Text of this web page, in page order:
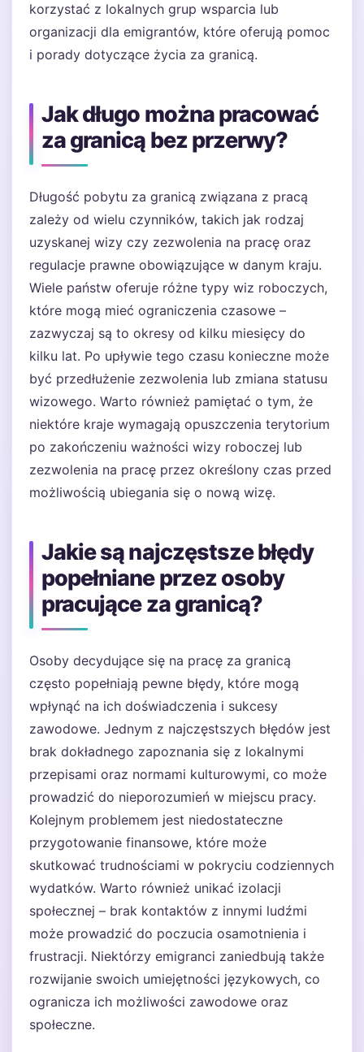
korzystać z lokalnych grup wsparcia lub
organizacji dla emigrantów, które oferują pomoc
i porady dotyczące życia za granicą.
Jak długo można pracować
za granicą bez przerwy?
Długość pobytu za granicą związana z pracą
zależy od wielu czynników, takich jak rodzaj
uzyskanej wizy czy zezwolenia na pracę oraz
regulacje prawne obowiązujące w danym kraju.
Wiele państw oferuje różne typy wiz roboczych,
które mogą mieć ograniczenia czasowe –
zazwyczaj są to okresy od kilku miesięcy do
kilku lat. Po upływie tego czasu konieczne może
być przedłużenie zezwolenia lub zmiana statusu
wizowego. Warto również pamiętać o tym, że
niektóre kraje wymagają opuszczenia terytorium
po zakończeniu ważności wizy roboczej lub
zezwolenia na pracę przez określony czas przed
możliwością ubiegania się o nową wizę.
Jakie są najczęstsze błędy
popełniane przez osoby
pracujące za granicą?
Osoby decydujące się na pracę za granicą
często popełniają pewne błędy, które mogą
wpłynąć na ich doświadczenia i sukcesy
zawodowe. Jednym z najczęstszych błędów jest
brak dokładnego zapoznania się z lokalnymi
przepisami oraz normami kulturowymi, co może
prowadzić do nieporozumień w miejscu pracy.
Kolejnym problemem jest niedostateczne
przygotowanie finansowe, które może
skutkować trudnościami w pokryciu codziennych
wydatków. Warto również unikać izolacji
społecznej – brak kontaktów z innymi ludźmi
może prowadzić do poczucia osamotnienia i
frustracji. Niektórzy emigranci zaniedbują także
rozwijanie swoich umiejętności językowych, co
ogranicza ich możliwości zawodowe oraz
społeczne.